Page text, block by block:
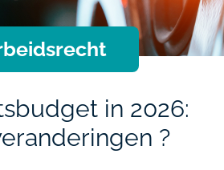
in 2026:
?